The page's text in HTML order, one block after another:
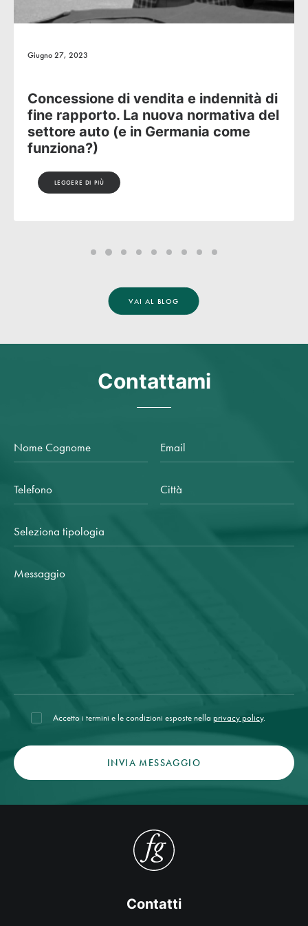
Giugno 27, 2023
Concessione di vendita e indennità di
fine rapporto. La nuova normativa del
settore auto (e in Germania come
funziona?)
LEGGERE DI PIÙ
VAI AL BLOG
Contattami
Accetto i termini e le condizioni esposte nella privacy policy.
Contatti